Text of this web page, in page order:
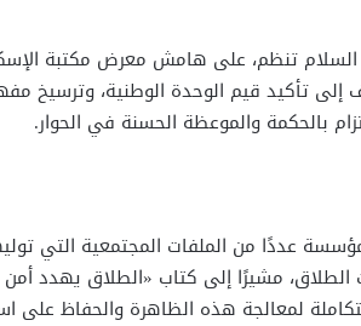
تنظم، على هامش معرض مكتبة
إلى تأكيد قيم الوحدة الوطنية، وترسيخ
بالحكمة والموعظة الحسنة في الحوار.
عددًا من الملفات المجتمعية التي
الطلاق، مشيرًا إلى كتاب «الطلاق يهدد
لمعالجة هذه الظاهرة والحفاظ على